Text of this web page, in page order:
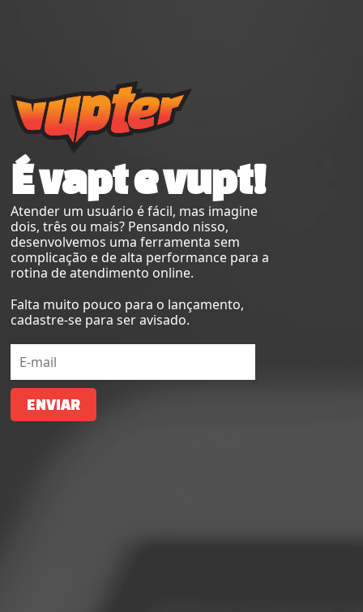
É vapt e vupt!
Atender um usuário é fácil, mas imagine
dois, três ou mais? Pensando nisso,
desenvolvemos uma ferramenta sem
complicação e de alta performance para a
rotina de atendimento online.
Falta muito pouco para o lançamento,
cadastre-se para ser avisado.
ENVIAR